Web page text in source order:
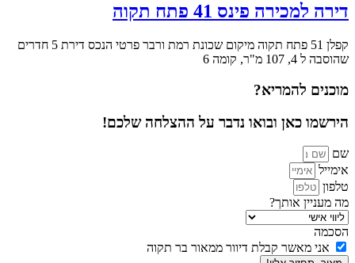
דירה למכירה פינס 41 פתח תקוה
קפלן 51 פתח תקוה מיקום שכונת רמת ורבר פרטי הנכס דירת 5 חדרים
שהוסבה ל 4, 107 מ"ר, קומה 6
מוכנים להמריא?
הירשמו כאן ובואו נדבר על ההצלחה שלכם!
שם
אימייל
טלפון
מה מעניין אותך?
הסכמה
אני מאשר קבלת דיוור ממאור בר תקוה